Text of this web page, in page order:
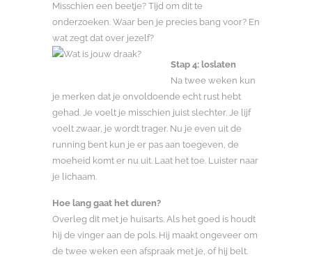
Misschien een beetje? Tijd om dit te
onderzoeken. Waar ben je precies bang voor? En
wat zegt dat over jezelf?
Stap 4: loslaten
Na twee weken kun
je merken dat je onvoldoende echt rust hebt
gehad. Je voelt je misschien juist slechter. Je lijf
voelt zwaar, je wordt trager. Nu je even uit de
running bent kun je er pas aan toegeven, de
moeheid komt er nu uit. Laat het toe. Luister naar
je lichaam.
Hoe lang gaat het duren?
Overleg dit met je huisarts. Als het goed is houdt
hij de vinger aan de pols. Hij maakt ongeveer om
de twee weken een afspraak met je, of hij belt.